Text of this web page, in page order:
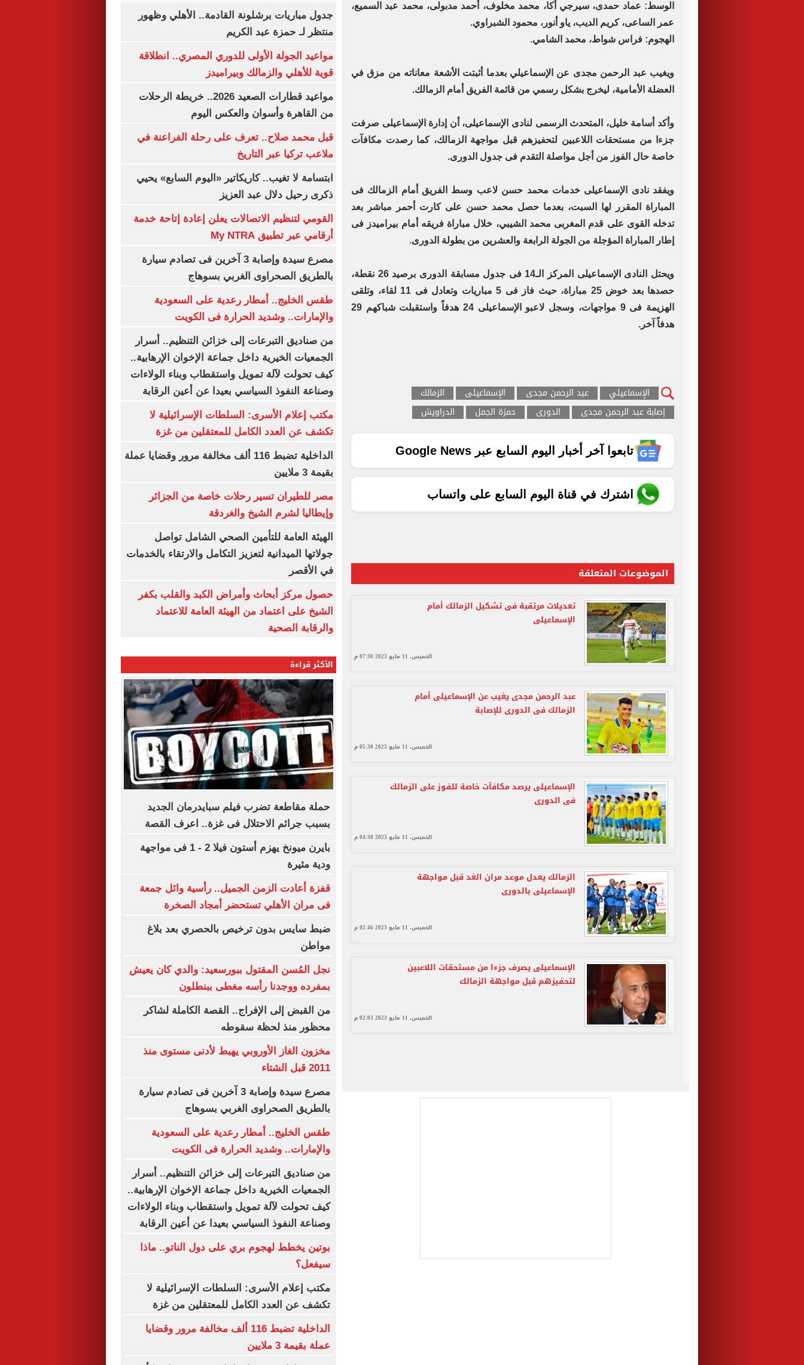
الوسط: عماد حمدى، سيرجي أكا، محمد مخلوف، أحمد مدبولى، محمد عبد السميع،
عمر الساعى، كريم الديب، ياو أنور، محمود الشبراوي.
الهجوم: فراس شواط، محمد الشامي.
ويغيب عبد الرحمن مجدى عن الإسماعيلي بعدما أثبتت الأشعة معاناته من مزق في
العضلة الأمامية، ليخرج بشكل رسمي من قائمة الفريق أمام الزمالك.
وأكد أسامة خليل، المتحدث الرسمى لنادى الإسماعيلى، أن إدارة الإسماعيلى صرفت
جزءا من مستحقات اللاعبين لتحفيزهم قبل مواجهة الزمالك، كما رصدت مكافآت
خاصة حال الفوز من أجل مواصلة التقدم فى جدول الدورى.
ويفقد نادى الإسماعيلى خدمات محمد حسن لاعب وسط الفريق أمام الزمالك فى
المباراة المقرر لها السبت، بعدما حصل محمد حسن على كارت أحمر مباشر بعد
تدخله القوى على قدم المغربى محمد الشيبي، خلال مباراة فريقه أمام بيراميدز فى
إطار المباراة المؤجلة من الجولة الرابعة والعشرين من بطولة الدورى.
ويحتل النادى الإسماعيلى المركز الـ14 فى جدول مسابقة الدورى برصيد 26 نقطة،
حصدها بعد خوض 25 مباراة، حيث فاز فى 5 مباريات وتعادل فى 11 لقاء، وتلقى
الهزيمة فى 9 مواجهات، وسجل لاعبو الإسماعيلى 24 هدفاً واستقبلت شباكهم 29
هدفاً آخر.
الإسماعيلي عبد الرحمن مجدى الإسماعيلى
الزمالك
إصابة عبد الرحمن مجدى
الدورى حمزة الجمل الدراويش
تابعوا آخر أخبار اليوم السابع عبر Google News
اشترك في قناة اليوم السابع على واتساب
الموضوعات المتعلقة
تعديلات مرتقبة فى تشكيل الزمالك أمام
الإسماعيلى
الخميس، 11 مايو 2023 07:30 م
عبد الرحمن مجدى يغيب عن الإسماعيلى أمام
الزمالك فى الدورى للإصابة
الخميس، 11 مايو 2023 05:30 م
الإسماعيلى يرصد مكافآت خاصة للفوز على الزمالك
فى الدورى
الخميس، 11 مايو 2023 04:30 م
الزمالك يعدل موعد مران الغد قبل مواجهة
الإسماعيلى بالدورى
الخميس، 11 مايو 2023 02:46 م
الإسماعيلى يصرف جزءا من مستحقات اللاعبين
لتحفيزهم قبل مواجهة الزمالك
الخميس، 11 مايو 2023 02:03 م
جدول مباريات برشلونة القادمة.. الأهلي وظهور
منتظر لـ حمزة عبد الكريم
مواعيد الجولة الأولى للدوري المصري.. انطلاقة
قوية للأهلي والزمالك وبيراميدز
مواعيد قطارات الصعيد 2026.. خريطة الرحلات
من القاهرة وأسوان والعكس اليوم
قبل محمد صلاح.. تعرف على رحلة الفراعنة في
ملاعب تركيا عبر التاريخ
ابتسامة لا تغيب.. كاريكاتير «اليوم السابع» يحيي
ذكرى رحيل دلال عبد العزيز
القومي لتنظيم الاتصالات يعلن إعادة إتاحة خدمة
أرقامي عبر تطبيق My NTRA
مصرع سيدة وإصابة 3 آخرين فى تصادم سيارة
بالطريق الصحراوى الغربي بسوهاج
طقس الخليج.. أمطار رعدية على السعودية
والإمارات.. وشديد الحرارة فى الكويت
من صناديق التبرعات إلى خزائن التنظيم.. أسرار
الجمعيات الخيرية داخل جماعة الإخوان الإرهابية..
كيف تحولت لآلة تمويل واستقطاب وبناء الولاءات
وصناعة النفوذ السياسي بعيدا عن أعين الرقابة
مكتب إعلام الأسرى: السلطات الإسرائيلية لا
تكشف عن العدد الكامل للمعتقلين من غزة
الداخلية تضبط 116 ألف مخالفة مرور وقضايا عملة
بقيمة 3 ملايين
مصر للطيران تسير رحلات خاصة من الجزائر
وإيطاليا لشرم الشيخ والغردقة
الهيئة العامة للتأمين الصحي الشامل تواصل
جولاتها الميدانية لتعزيز التكامل والارتقاء بالخدمات
في الأقصر
حصول مركز أبحاث وأمراض الكبد والقلب بكفر
الشيخ على اعتماد من الهيئة العامة للاعتماد
والرقابة الصحية
الأكثر قراءة
حملة مقاطعة تضرب فيلم سبايدرمان الجديد
بسبب جرائم الاحتلال فى غزة.. اعرف القصة
بايرن ميونخ يهزم أستون فيلا 2 - 1 فى مواجهة
ودية مثيرة
قفزة أعادت الزمن الجميل.. رأسية وائل جمعة
فى مران الأهلي تستحضر أمجاد الصخرة
ضبط سايس بدون ترخيص بالحصري بعد بلاغ
مواطن
نجل المُسن المقتول ببورسعيد: والدي كان يعيش
بمفرده ووجدنا رأسه مغطى ببنطلون
من القبض إلى الإفراج.. القصة الكاملة لشاكر
محظور منذ لحظة سقوطه
مخزون الغاز الأوروبي يهبط لأدنى مستوى منذ
2011 قبل الشتاء
مصرع سيدة وإصابة 3 آخرين فى تصادم سيارة
بالطريق الصحراوى الغربي بسوهاج
طقس الخليج.. أمطار رعدية على السعودية
والإمارات.. وشديد الحرارة فى الكويت
من صناديق التبرعات إلى خزائن التنظيم.. أسرار
الجمعيات الخيرية داخل جماعة الإخوان الإرهابية..
كيف تحولت لآلة تمويل واستقطاب وبناء الولاءات
وصناعة النفوذ السياسي بعيدا عن أعين الرقابة
بوتين يخطط لهجوم بري على دول الناتو.. ماذا
سيفعل؟
مكتب إعلام الأسرى: السلطات الإسرائيلية لا
تكشف عن العدد الكامل للمعتقلين من غزة
الداخلية تضبط 116 ألف مخالفة مرور وقضايا
عملة بقيمة 3 ملايين